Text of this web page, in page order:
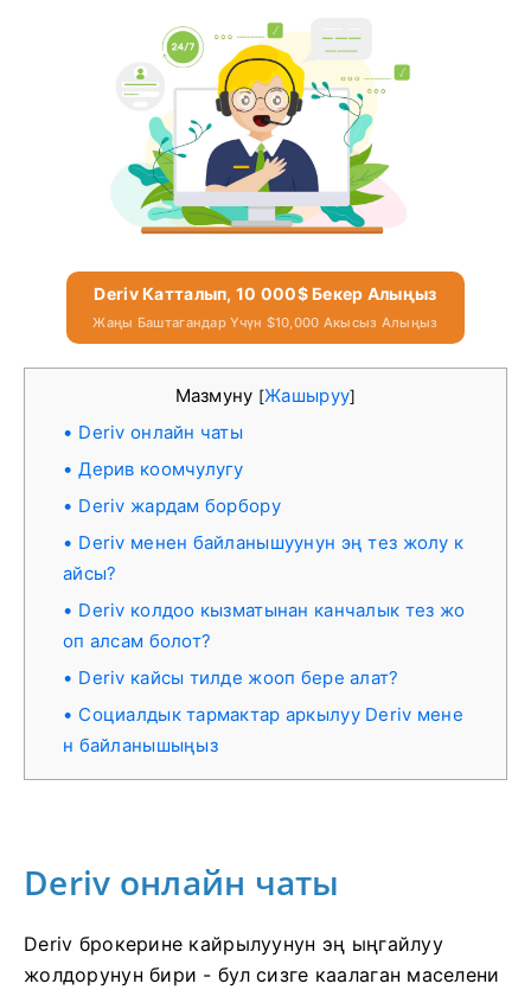
Deriv Катталып, 10 000$ Бекер Алыңыз
Жаңы Баштагандар Үчүн $10,000 Акысыз Алыңыз
Мазмуну [Жашыруу]
Deriv онлайн чаты
Дерив коомчулугу
Deriv жардам борбору
Deriv менен байланышуунун эң тез жолу к
айсы?
Deriv колдоо кызматынан канчалык тез жо
оп алсам болот?
Deriv кайсы тилде жооп бере алат?
Социалдык тармактар ​​​​аркылуу Deriv мене
н байланышыңыз
Deriv онлайн чаты
Deriv брокерине кайрылуунун эң ыңгайлуу
жолдорунун бири - бул сизге каалаган маселени